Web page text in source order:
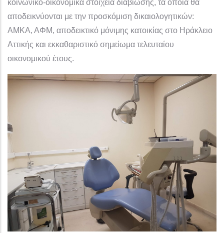
κοινωνικο-οικονομικά στοιχεία διαβίωσης, τα οποία θα
αποδεικνύονται με την προσκόμιση δικαιολογητικών:
ΑΜΚΑ, ΑΦΜ, αποδεικτικό μόνιμης κατοικίας στο Ηράκλειο
Αττικής και εκκαθαριστικό σημείωμα τελευταίου
οικονομικού έτους.